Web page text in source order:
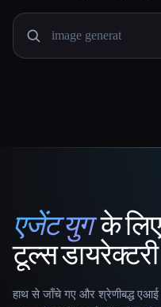
That AI Collection
एजेंट युगके
टूल्स
हाथ से जाँचे गए और श्रेणीबद्ध